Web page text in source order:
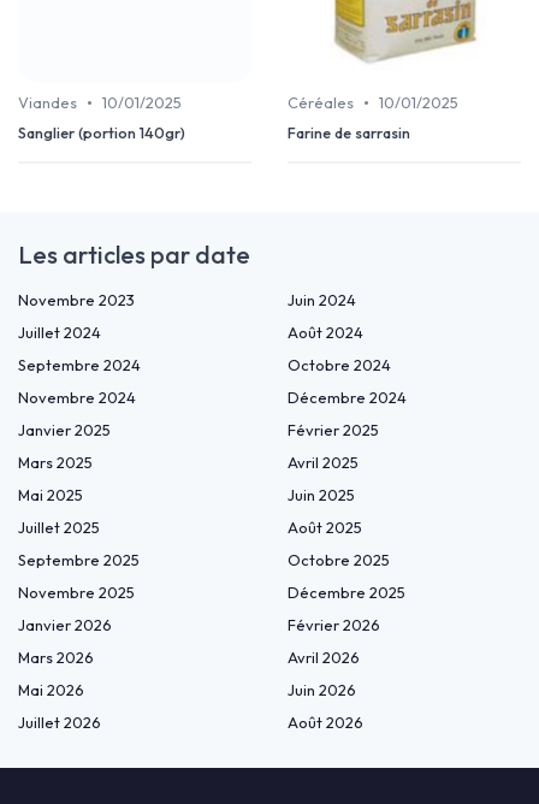
Viandes • 10/01/2025
Sanglier (portion 140gr)
Céréales • 10/01/2025
Farine de sarrasin
Les articles par date
Novembre 2023
Juin 2024
Juillet 2024
Août 2024
Septembre 2024
Octobre 2024
Novembre 2024
Décembre 2024
Janvier 2025
Février 2025
Mars 2025
Avril 2025
Mai 2025
Juin 2025
Juillet 2025
Août 2025
Septembre 2025
Octobre 2025
Novembre 2025
Décembre 2025
Janvier 2026
Février 2026
Mars 2026
Avril 2026
Mai 2026
Juin 2026
Juillet 2026
Août 2026